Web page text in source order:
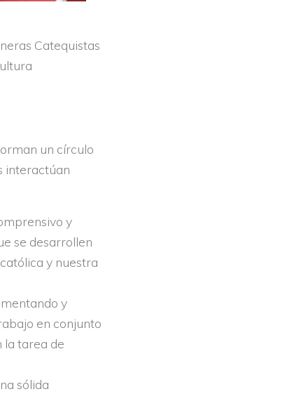
Catequistas
un círculo
interactúan
y
se desarrollen
y nuestra
y
en conjunto
la tarea de
sólida